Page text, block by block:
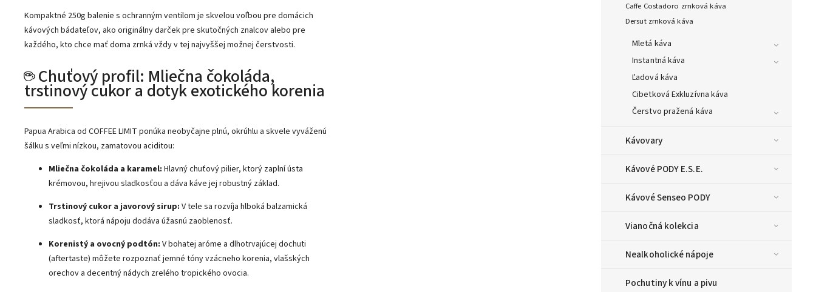
Caffe Costadoro zrnková káva
Dersut zrnková káva
Mletá káva
Instantná káva
Ľadová káva
Cibetková Exkluzívna káva
Čerstvo pražená káva
Kávovary
Kávové PODY E.S.E.
Kávové Senseo PODY
Vianočná kolekcia
Nealkoholické nápoje
Pochutiny k vínu a pivu
Kompaktné 250g balenie s ochranným ventilom je skvelou voľbou pre domácich
kávových bádateľov, ako originálny darček pre skutočných znalcov alebo pre
každého, kto chce mať doma zrnká vždy v tej najvyššej možnej čerstvosti.
☕ Chuťový profil: Mliečna čokoláda,
trstinový cukor a dotyk exotického korenia
Papua Arabica od COFFEE LIMIT ponúka neobyčajne plnú, okrúhlu a skvele vyváženú
šálku s veľmi nízkou, zamatovou aciditou:
Mliečna čokoláda a karamel: Hlavný chuťový pilier, ktorý zaplní ústa
krémovou, hrejivou sladkosťou a dáva káve jej robustný základ.
Trstinový cukor a javorový sirup: V tele sa rozvíja hlboká balzamická
sladkosť, ktorá nápoju dodáva úžasnú zaoblenosť.
Korenistý a ovocný podtón: V bohatej aróme a dlhotrvajúcej dochuti
(aftertaste) môžete rozpoznať jemné tóny vzácneho korenia, vlašských
orechov a decentný nádych zrelého tropického ovocia.